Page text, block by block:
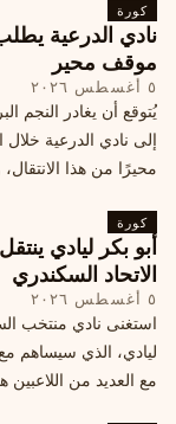
كورة
نادي الدرعية
موقف محير
٥ أغسطس ٢٠٢٦
يُتوقع أن يغادر النجم
إلى نادي الدرعية خلال
محيرًا من هذا
كورة
أبو بكر ليادي
الاتحاد السكندري
٥ أغسطس ٢٠٢٦
استغنى نادي منتخب
ليادي، الذي سيساهم
مع العديد من